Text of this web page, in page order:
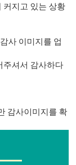
커지고 있는 상황
사 이미지를 업
주셔서 감사하다
감사이미지를 확